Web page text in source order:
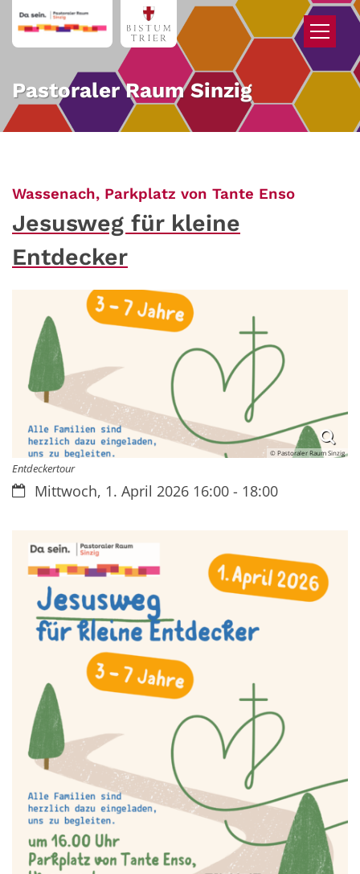
Zum Inhalt springen
Pastoraler Raum Sinzig
Wassenach, Parkplatz von Tante Enso:
Jesusweg für kleine
Entdecker
© Pastoraler Raum Sinzig
Entdeckertour
Datum:Mittwoch, 1. April 2026 16:00 - 18:00